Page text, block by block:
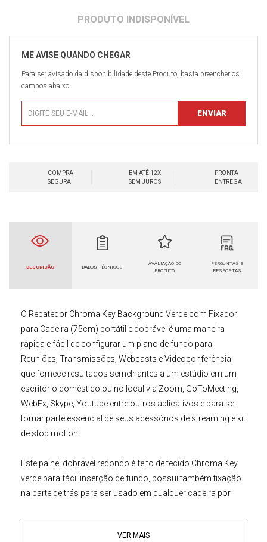
Para ser avisado da disponibilidade deste Produto, basta preencher os
campos abaixo.
COMPRA
SEGURA
EM ATÉ 12X
SEM JUROS
PRONTA
ENTREGA
DESCRIÇÃO DADOS TÉCNICOS
AVALIAÇÃO DO
PRODUTO
PERGUNTAS E
RESPOSTAS
O Rebatedor Chroma Key Background Verde com Fixador
para Cadeira (75cm) portátil e dobrável é uma maneira
rápida e fácil de configurar um plano de fundo para
Reuniões, Transmissões, Webcasts e Videoconferência
que fornece resultados semelhantes a um estúdio em um
escritório doméstico ou no local via Zoom, GoToMeeting,
WebEx, Skype, Youtube entre outros aplicativos e para se
tornar parte essencial de seus acessórios de streaming e kit
de stop motion.
Este painel dobrável redondo é feito de tecido Chroma Key
verde para fácil inserção de fundo, possui também fixação
na parte de trás para ser usado em qualquer cadeira por
um terço do seu tamanho, e vem com uma bolsa para
armazenamento e transpore, tornando-se um ótimo
VER MAIS